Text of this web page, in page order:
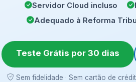
Servidor Cloud incluso
Adequado à Reforma
Teste Grátis por 30 dias
Sem fidelidade · Sem cartão de